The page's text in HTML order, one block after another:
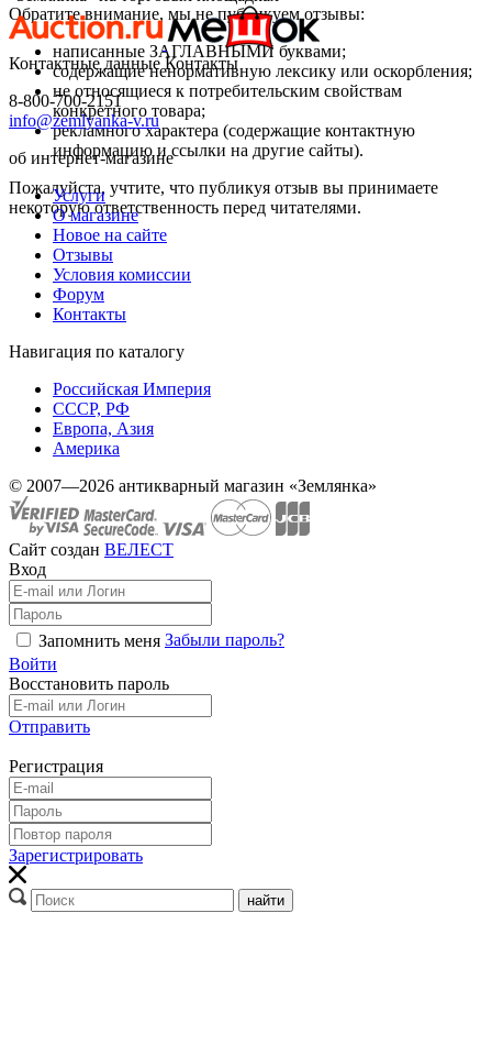
Обратите внимание, мы не публикуем отзывы:
написанные ЗАГЛАВНЫМИ буквами;
содержащие ненормативную лексику или оскорбления;
не относящиеся к потребительским свойствам
конкретного товара;
рекламного характера (содержащие контактную
информацию и ссылки на другие сайты).
Пожалуйста, учтите, что публикуя отзыв вы принимаете
некоторую ответственность перед читателями.
Контактные данные Контакты
8-800-700-2151
info@zemlyanka-v.ru
об интернет-магазине
Услуги
О магазине
Новое на сайте
Отзывы
Условия комиссии
Форум
Контакты
Навигация по каталогу
Российская Империя
СССР, РФ
Европа, Азия
Америка
© 2007—2026 антикварный магазин «Землянка»
Сайт создан ВЕЛЕСТ
Вход
Запомнить меня Забыли пароль?
Войти
Восстановить пароль
Отправить
Регистрация
Зарегистрировать
найти